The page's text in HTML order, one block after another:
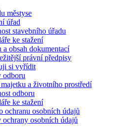
městyse
úřad
stavebního úřadu
ke stažení
a obsah dokumentací
právní předpisy
si vyřídit
odboru
a životního prostředí
odboru
ke stažení
ochranu osobních údajů
ochrany osobních údajů